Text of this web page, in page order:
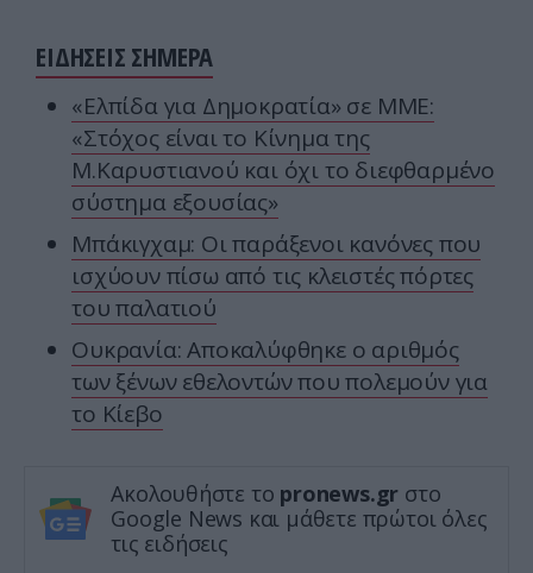
ΕΙΔΗΣΕΙΣ ΣΗΜΕΡΑ
«Ελπίδα για Δημοκρατία» σε ΜΜΕ:
«Στόχος είναι το Κίνημα της
Μ.Καρυστιανού και όχι το διεφθαρμένο
σύστημα εξουσίας»
Μπάκιγχαμ: Οι παράξενοι κανόνες που
ισχύουν πίσω από τις κλειστές πόρτες
του παλατιού
Ουκρανία: Αποκαλύφθηκε ο αριθμός
των ξένων εθελοντών που πολεμούν για
το Κίεβο
Ακολουθήστε το pronews.gr στο
Google News και μάθετε πρώτοι όλες
τις ειδήσεις